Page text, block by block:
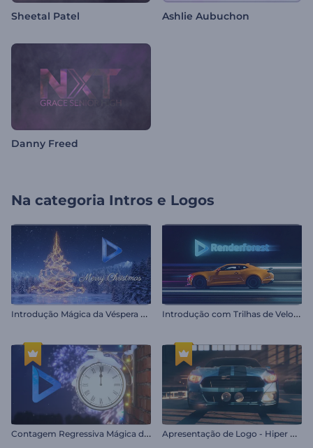
Sheetal Patel Ashlie Aubuchon
Danny Freed
Na categoria Intros e Logos
I
ntrodução Mágica da Véspera de Natal I
ntrodução com Trilhas de Velocidade de Carro
C
ontagem Regressiva Mágica de Ano Novo A
presentação de Logo - Hiper Auto